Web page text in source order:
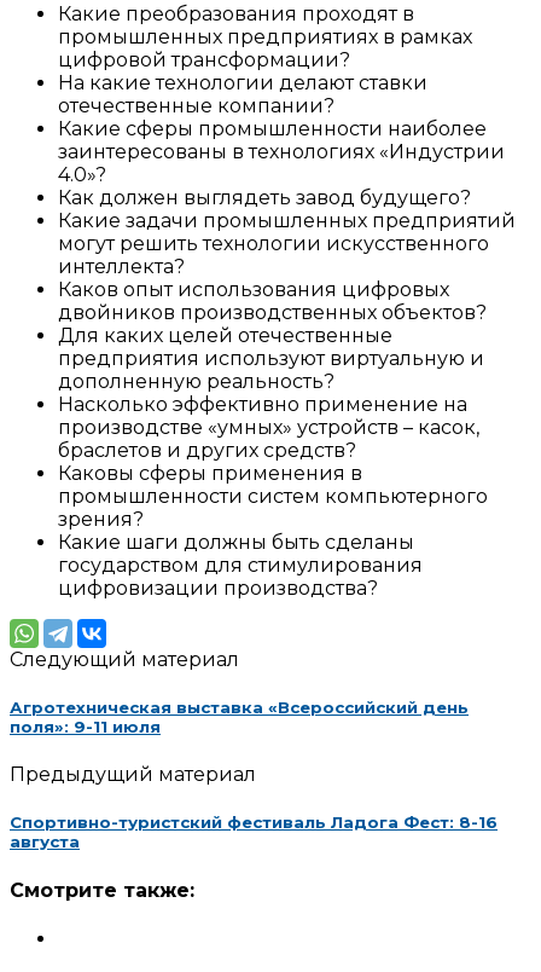
Какие преобразования проходят в
промышленных предприятиях в рамках
цифровой трансформации?
На какие технологии делают ставки
отечественные компании?
Какие сферы промышленности наиболее
заинтересованы в технологиях «Индустрии
4.0»?
Как должен выглядеть завод будущего?
Какие задачи промышленных предприятий
могут решить технологии искусственного
интеллекта?
Каков опыт использования цифровых
двойников производственных объектов?
Для каких целей отечественные
предприятия используют виртуальную и
дополненную реальность?
Насколько эффективно применение на
производстве «умных» устройств – касок,
браслетов и других средств?
Каковы сферы применения в
промышленности систем компьютерного
зрения?
Какие шаги должны быть сделаны
государством для стимулирования
цифровизации производства?
Следующий материал
Агротехническая выставка «Всероссийский день
поля»: 9-11 июля
Предыдущий материал
Спортивно-туристский фестиваль Ладога Фест: 8-16
августа
Смотрите также: